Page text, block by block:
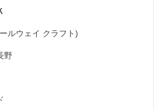
ルウェイ クラフト)
野